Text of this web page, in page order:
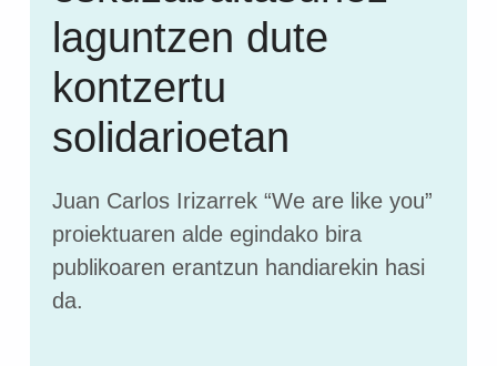
laguntzen dute
kontzertu
solidarioetan
Juan Carlos Irizarrek “We are like you”
proiektuaren alde egindako bira
publikoaren erantzun handiarekin hasi
da.